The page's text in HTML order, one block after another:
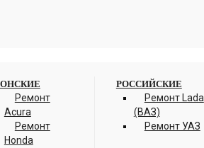
Ремонт
Acura
Ремонт
Honda
РОССИЙСКИЕ
Ремонт Lada
(ВАЗ)
Ремонт УАЗ